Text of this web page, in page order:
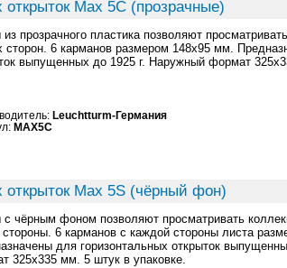
Max 5C (прозрачные)
прозрачного пластика позволяют
сторон. 6 карманов размером 148x95 мм.
выпущенных до 1925 г. Наружный формат
Leuchtturm-Германия
MAX5C
Max 5S (чёрный фон)
с чёрным фоном позволяют просматривать
стороны. 6 карманов с каждой стороны листа
для горизонтальных открыток
325x335 мм. 5 штук в упаковке.